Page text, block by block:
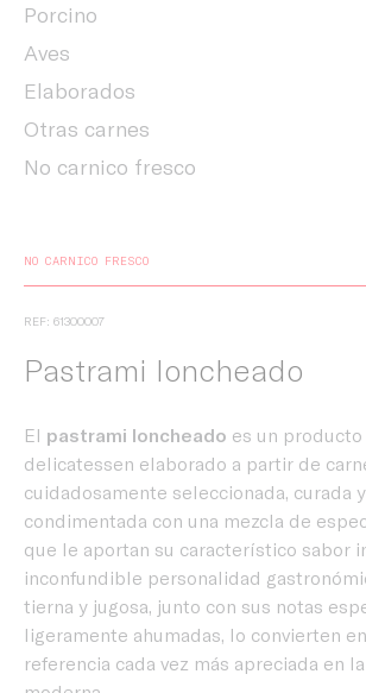
Porcino
Aves
Elaborados
Otras carnes
No carnico fresco
NO CARNICO FRESCO
REF: 61300007
Pastrami loncheado
El pastrami loncheado es un
delicatessen elaborado a partir de
cuidadosamente seleccionada, curada y
condimentada con una mezcla de
que le aportan su característico sabor
inconfundible personalidad
tierna y jugosa, junto con sus notas
ligeramente ahumadas, lo convierten
referencia cada vez más apreciada en